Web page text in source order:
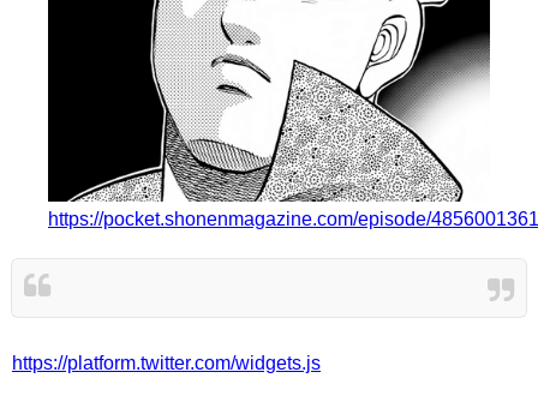
https://pocket.shonenmagazine.com/episode/
https://platform.twitter.com/widgets.js